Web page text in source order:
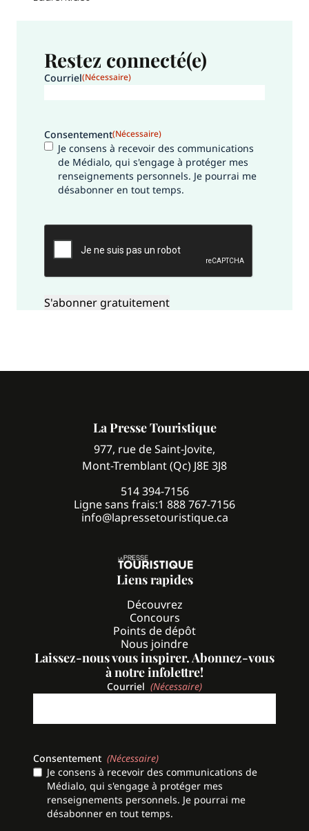
Restez connecté(e)
Courriel(Nécessaire)
Consentement(Nécessaire)
Je consens à recevoir des communications
de Médialo, qui s'engage à protéger mes
renseignements personnels. Je pourrai me
désabonner en tout temps.
CAPTCHA
La Presse Touristique
977, rue de Saint-Jovite,
Mont-Tremblant (Qc) J8E 3J8
514 394-7156
Ligne sans frais:1 888 767-7156
info@lapressetouristique.ca
Liens rapides
Découvrez
Concours
Points de dépôt
Nous joindre
Laissez-nous vous inspirer. Abonnez-vous
à notre infolettre!
Courriel (Nécessaire)
Consentement (Nécessaire)
Je consens à recevoir des communications de
Médialo, qui s'engage à protéger mes
renseignements personnels. Je pourrai me
désabonner en tout temps.